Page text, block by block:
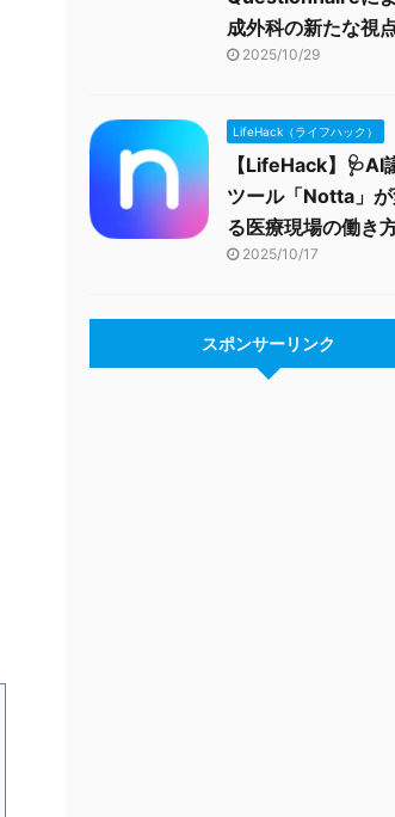
成外科の新たな視
2025/10/29
LifeHack（ライフハック）
【LifeHack】🩺AI
ツール「Notta」が
る医療現場の働き
2025/10/17
スポンサーリンク